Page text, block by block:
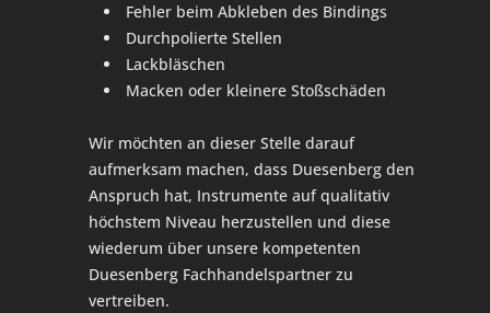
Fehler beim Abkleben des Bindings
Durchpolierte Stellen
Lackbläschen
Macken oder kleinere Stoßschäden
Wir möchten an dieser Stelle darauf
aufmerksam machen, dass Duesenberg den
Anspruch hat, Instrumente auf qualitativ
höchstem Niveau herzustellen und diese
wiederum über unsere kompetenten
Duesenberg Fachhandelspartner zu
vertreiben.